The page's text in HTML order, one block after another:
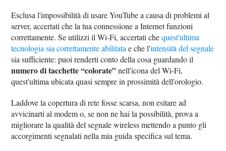
Esclusa l'impossibilità di usare YouTube a causa di problemi al
server, accertati che la tua connessione a Internet funzioni
correttamente. Se utilizzi il Wi-Fi, accertati chequest'ultima
tecnologia sia correttamente abilitatae che l'intensità del segnale
sia sufficiente: puoi renderti conto della cosa guardando il
numero di tacchette “colorate”nell'icona del Wi-Fi,
quest'ultima ubicata quasi sempre in prossimità dell'orologio.
Laddove la copertura di rete fosse scarsa, non esitare ad
avvicinarti al modem o, se non ne hai la possibilità, prova a
migliorare la qualità del segnale wireless mettendo a punto gli
accorgimenti segnalati nella mia guida specifica sul tema.